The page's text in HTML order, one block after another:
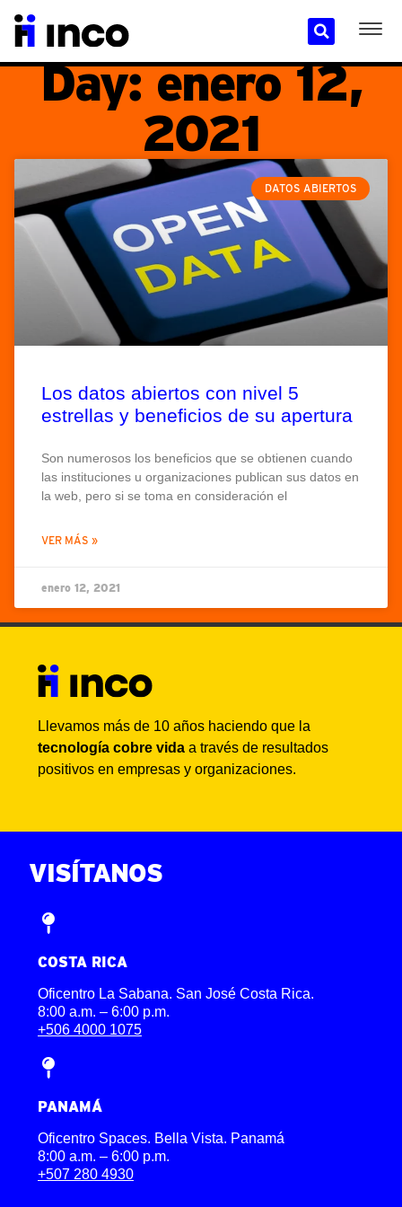
ENGLISH
Day: enero 12,
2021
DATOS ABIERTOS
Los datos abiertos con nivel 5
estrellas y beneficios de su apertura
Son numerosos los beneficios que se obtienen cuando
las instituciones u organizaciones publican sus datos en
la web, pero si se toma en consideración el
VER MÁS »
enero 12, 2021
Llevamos más de 10 años haciendo que la
tecnología cobre vida a través de resultados
positivos en empresas y organizaciones.
VISÍTANOS
COSTA RICA
Oficentro La Sabana. San José Costa Rica.
8:00 a.m. – 6:00 p.m.
+506 4000 1075
PANAMÁ
Oficentro Spaces. Bella Vista. Panamá
8:00 a.m. – 6:00 p.m.
+507 280 4930